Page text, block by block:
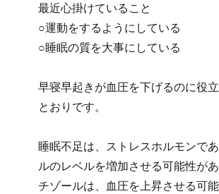
最近心掛けていること
○運動をするようにしている
○睡眠の質を大事にしている
早寝早起きが血圧を下げるのに役
とおりです。
睡眠不足は、ストレスホルモンで
ルのレベルを増加させる可能性が
チゾールは、血圧を上昇させる可